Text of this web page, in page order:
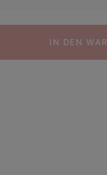
IN DEN